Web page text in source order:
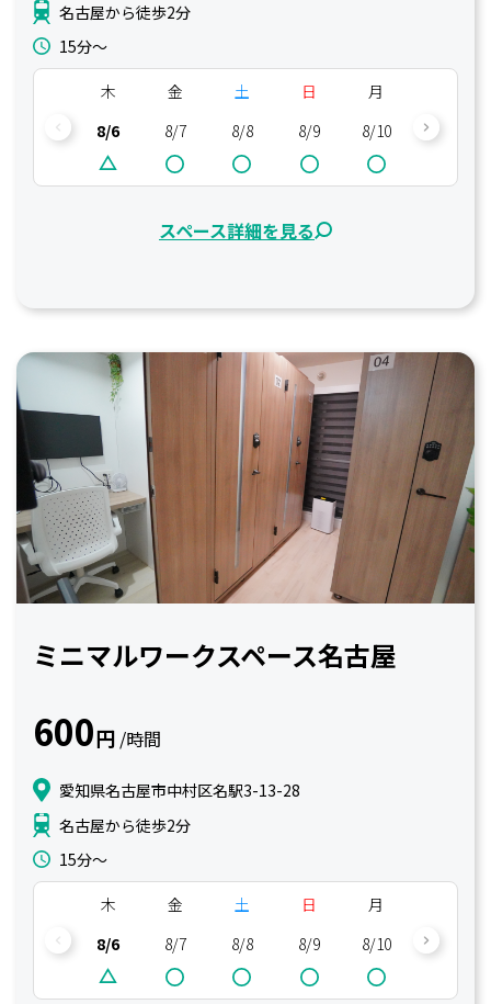
名古屋から徒歩2分
15分〜
木
8/6
金
8/7
土
8/8
日
8/9
月
8/10
8/11
スペース詳細を見る
ミニマルワークスペース名古屋
600円 /時間
愛知県名古屋市中村区名駅3-13-28
名古屋から徒歩2分
15分〜
木
8/6
金
8/7
土
8/8
日
8/9
月
8/10
8/11